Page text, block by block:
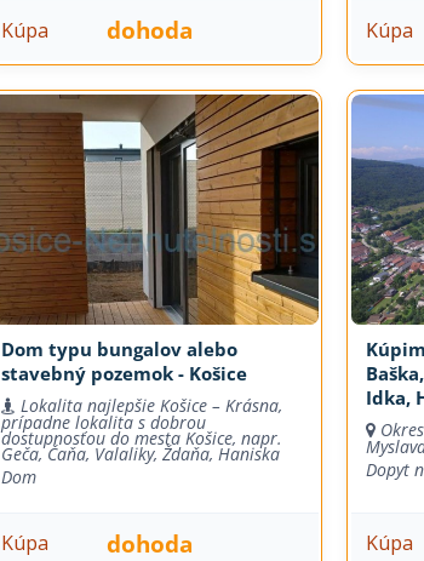
Kúpa dohoda Kúpa
Dom typu bungalov alebo
stavebný pozemok - Košice
Lokalita najlepšie Košice – Krásna,
prípadne lokalita s dobrou
dostupnosťou do mesta Košice, napr.
Geča, Čaňa, Valaliky, Ždaňa, Haniska
Dom
Kúpa dohoda
Idka,
Dopyt
Kúpa